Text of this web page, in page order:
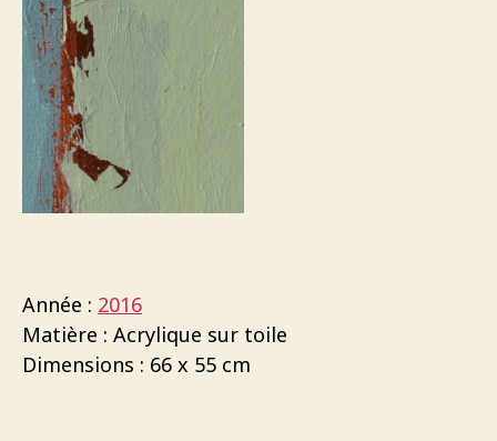
Année : 2016
Matière : Acrylique sur toile
Dimensions : 66 x 55 cm